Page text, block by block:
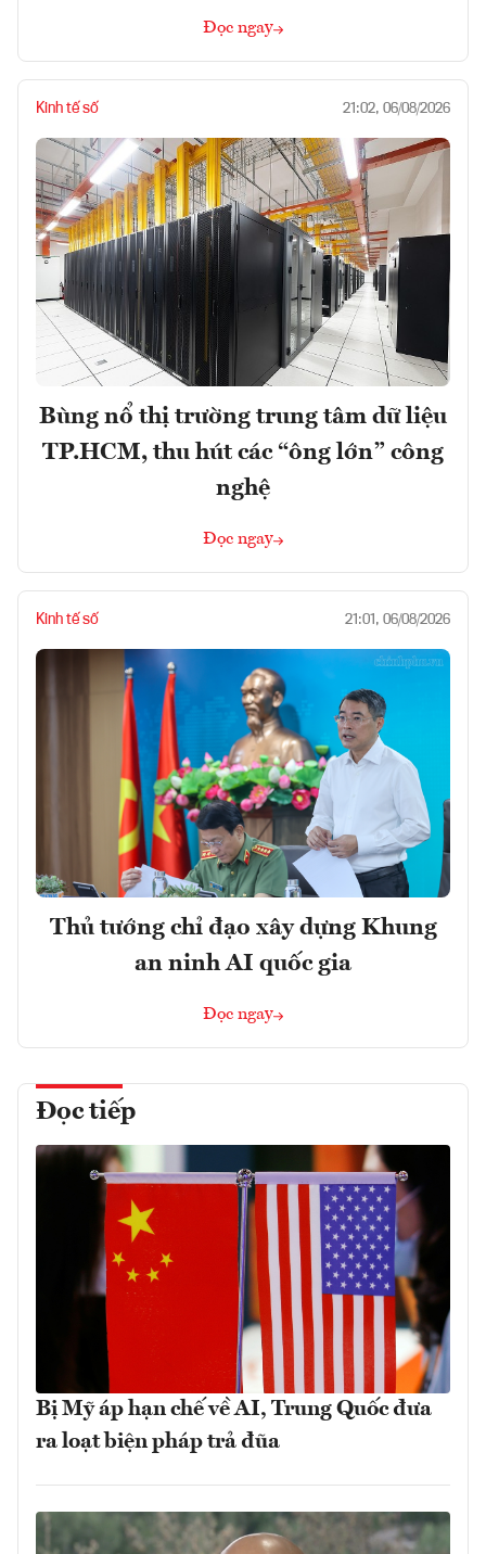
Đọc ngay
Kinh tế số 21:02, 06/08/2026
Bùng nổ thị trường trung tâm dữ liệu
TP.HCM, thu hút các “ông lớn” công
nghệ
Đọc ngay
Kinh tế số 21:01, 06/08/2026
Thủ tướng chỉ đạo xây dựng Khung
an ninh AI quốc gia
Đọc ngay
Đọc tiếp
Bị Mỹ áp hạn chế về AI, Trung Quốc đưa
ra loạt biện pháp trả đũa